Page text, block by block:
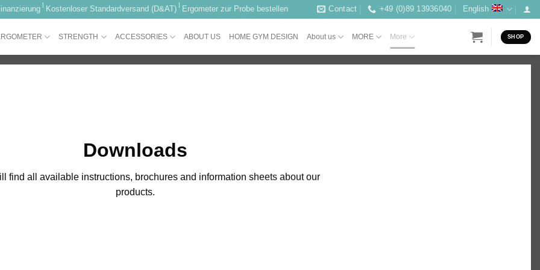
| Kostenloser Standardversand (D&AT) | Ergometer zur Probe bestellen Contact +49 (0)89 13936040 English
STRENGTH ACCESSORIES ABOUT US HOME GYM DESIGN About us MORE More SHOP
Downloads
find all available instructions, brochures and information sheets about our
products.